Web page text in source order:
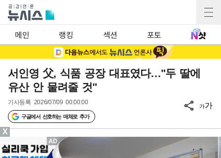
메인 랭킹 섹션 포토
서인영 父, 식품 공장 대표였다…"두 딸에
유산 안 물려줄 것"
기사등록 2026/07/09 00:00:00
구글에서 선호하는 매체로 추가
가가
X